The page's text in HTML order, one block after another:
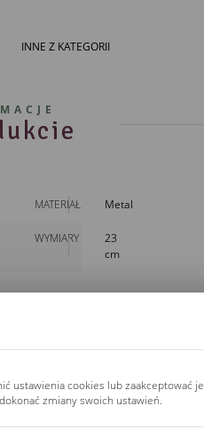
INNE Z KATEGORII
MATERIAŁ Metal
WYMIARY
23
cm
ustawienia cookies lub zaakceptować je
zmiany swoich ustawień.